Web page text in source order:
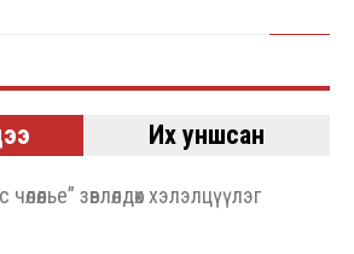
Их уншсан
зөвлөлдөх хэлэлцүүлэг